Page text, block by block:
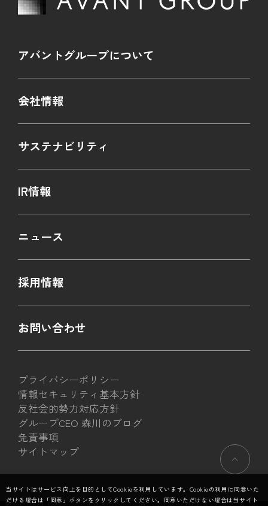
当サイトはサービス向上を目的としてCookieを利用しています。Cookieの利用に同意いた
だける場合は「同意」ボタンをクリックしてください。同意いただけない場合は当サイト
アバントグループについて
会社情報
サステナビリティ
IR情報
ニュース
採用情報
お問い合わせ
プライバシーポリシー
情報セキュリティ基本方針
反社会的勢力対応方針
グループCEO 森川のブログ
免責事項
サイトマップ